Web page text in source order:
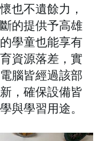
也不遺餘力，
的提供予高雄
學童也能享有
資源落差，實
腦皆經過該部
，確保設備皆
與學習用途。